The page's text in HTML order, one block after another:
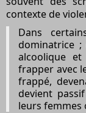
contexte de
Dans
dominatrice
alcoolique
frapper avec
frappé,
devient
leurs femmes